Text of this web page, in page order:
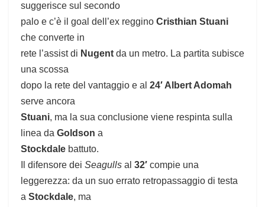
suggerisce sul secondo
palo e c’è il goal dell’ex reggino Cristhian Stuani
che converte in
rete l’assist di Nugent da un metro. La partita subisce
una scossa
dopo la rete del vantaggio e al 24′ Albert Adomah
serve ancora
Stuani, ma la sua conclusione viene respinta sulla
linea da Goldson a
Stockdale battuto.
Il difensore dei Seagulls al 32′ compie una
leggerezza: da un suo errato retropassaggio di testa
a Stockdale, ma